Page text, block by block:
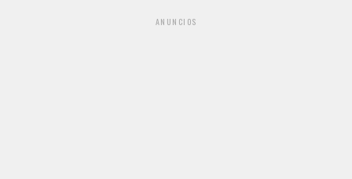
ANUNCIOS